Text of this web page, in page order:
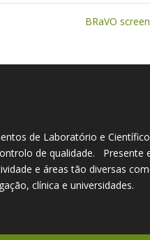
BRaVO screen
de Laboratório e
de qualidade.
e áreas tão diversas
clínica e universidades.